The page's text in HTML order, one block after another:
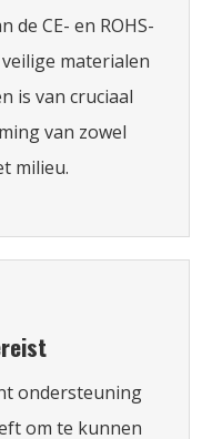
de CE- en ROHS-
materialen
is van cruciaal
van zowel
milieu.
ondersteuning
om te kunnen